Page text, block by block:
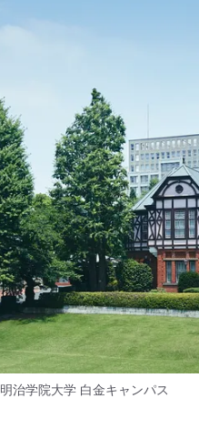
明治学院大学 白金キャンパス